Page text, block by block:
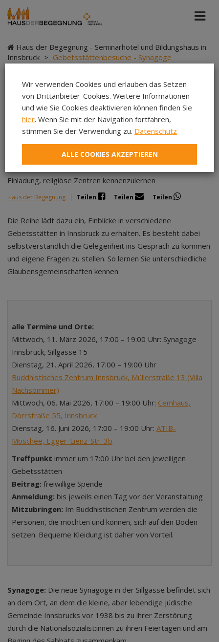
Haus der Begegnung - Seminarhotel und Bildungshaus in
Innsbruck > Gebetsstättenbesuche - Synagoge
Gebetsstättenbesuche
- Synagoge
Einladung, religiöse Zentren kennenzulernen
Haus der Begegnung | Teilen Teilen Teilen
Die Reihe lädt dazu ein, Einblicke in verschiedene
Gebetsstätten in Innsbruck zu erhalten. Es besteht dabei
selbstverständlich die Gelegenheit ins Gespräch zu kommen
und eigene Fragen zu stellen. So lernen Sie unterschiedliche
Glaubensgemeinschaften kennen.
alle Termine und Orte:
Mittwoch, 11. März 2026, 17:00 – 19:00 Uhr: Synagoge
Innsbruck, Sillgasse 15
Dienstag, 21. April 2026, 17:00 – 19:00 Uhr
Buddhistisches Zentrum Innsbruck, Müllerstraße 13 (Villa
Nachsommer)
Mittwoch, 06. Mai 2026, 17:00 – 19:00 Uhr: Cemhaus,
Dörrstraße 55, Innsbruck
Dienstag, 16. Juni 2026, 17:00 – 19:00 Uhr: ATIB-
Moschee, Egger-Lienz-Str. 3b
Treffpunkt immer um 17:00 Uhr bei den jeweiligen
Gebetsstätten
Beitrag: freiwillige Spende
Anmeldung: bis jeweils einen Tag vor der Veranstaltung
Mitzubringen: Im Buddhistischen Zentrum werden die
Personen, die möchten und können, sich auf den Boden
setzen. Bequeme Kleidung ist daher von Vorteil.
Synagoge: Die neue Synagoge in der Sillgasse befindet sich
an dem Ort, an dem die kleine, aber lebendige jüdische
Gemeinde Innsbrucks vor 1938 bis zu ihrer Zerstörung
durch die Nationalsozialist:innen zu ihren Feiertagen und am
Wir verwenden Cookies und erlauben das Setzen
von Drittanbieter-Cookies. Weitere Informationen
und wie Sie Cookies deaktivieren können finden Sie
hier. Wenn Sie mit der Navigation fortfahren,
stimmen Sie der Verwendung zu. Datenschutz
ALLE COOKIES AKZEPTIEREN